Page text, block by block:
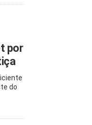
por
do